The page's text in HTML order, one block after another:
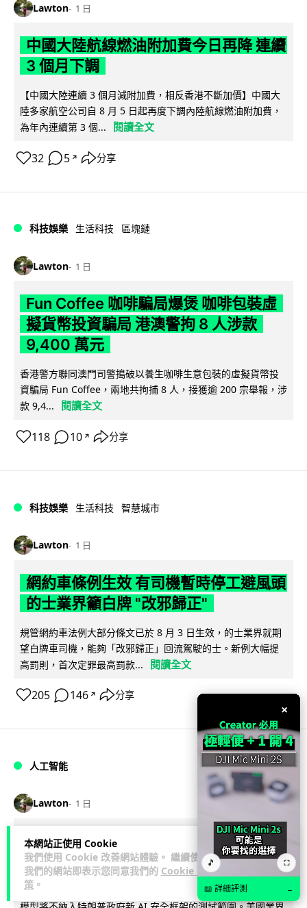
本網站正使用 Cookie
我們使用 Cookie 改善網站體驗。 繼續使用
我們的網站即表示您同意我們的 Cookie 政
策 。
Lawton 1 日
中國大陸航線燃油附加費今日再降 連續
3 個月下調
【中國大陸連續 3 個月減附加費，相反香港不斷加價】中國大
陸多家航空公司自 8 月 5 日起再度下調內陸航線燃油附加費，
為年內連續第 3 個...
閱讀全文
32 5 ↗ 分享
科技娛樂 生活科技 區塊鏈
Lawton 1 日
Fun Coffee 咖啡騙局爆煲 咖啡包裝虛
擬貨幣投資騙局 港澳警拘 8 人涉款
9,400 萬元
香港警方聯同澳門司警搗破以養生咖啡生意包裝的虛擬貨幣投
資騙局 Fun Coffee，兩地共拘捕 8 人，接獲逾 200 宗舉報，涉
款 9,4...
閱讀全文
118 10 ↗ 分享
科技娛樂 生活科技 智慧城市
Lawton 1 日
網約車條例生效 有司機暫時停工避風頭
的士業界籲白牌 "改邪歸正"
規管網約車法例大部分條文已於 8 月 3 日生效，的士業界就期
望白牌車司機，能夠「改邪歸正」回流駕駛的士。新例大幅提
高罰則，首次定罪最高罰款...
閱讀全文
205 146 ↗ 分享
人工智能
Lawton 1 日
白宮拒測中國開放 AI 模型 業界質疑安
全框架選擇性執行
彭博社報道，白宮通知美國頂尖 AI 公司，中國開發的開放權重
×
🎵 ⛶
📖 詳細評測 →